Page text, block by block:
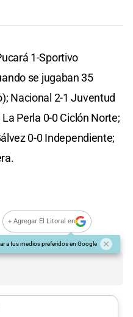
1-Sportivo
se jugaban 35
Nacional 2-1 Juventud
Perla 0-0 Ciclón Norte;
0-0 Independiente;
+ Agregar El Litoral en
a tus medios preferidos en Google